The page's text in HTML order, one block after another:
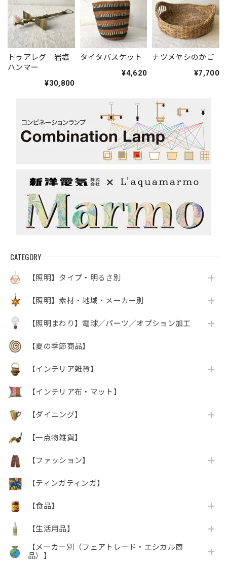
CATEGORY
【照明】タイプ・明るさ別
【照明】素材・地域・メーカー別
【照明まわり】電球／パーツ／オプション加工
【夏の季節商品】
【インテリア雑貨】
【インテリア布・マット】
【ダイニング】
【一点物雑貨】
【ファッション】
【ティンガティンガ】
【食品】
【生活用品】
【メーカー別（フェアトレード・エシカル商
品）】
トゥアレグ 岩塩
ハンマー
¥30,800
タイタバスケット
¥4,620
ナツメヤシのかご
¥7,700